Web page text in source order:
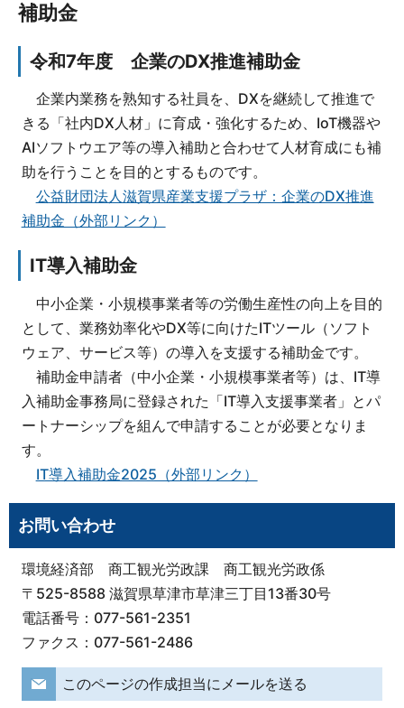
補助金
令和7年度 企業のDX推進補助金
企業内業務を熟知する社員を、DXを継続して推進で
きる「社内DX人材」に育成・強化するため、IoT機器や
AIソフトウエア等の導入補助と合わせて人材育成にも補
助を行うことを目的とするものです。
公益財団法人滋賀県産業支援プラザ：企業のDX推進
補助金（外部リンク）
IT導入補助金
中小企業・小規模事業者等の労働生産性の向上を目的
として、業務効率化やDX等に向けたITツール（ソフト
ウェア、サービス等）の導入を支援する補助金です。
補助金申請者（中小企業・小規模事業者等）は、IT導
入補助金事務局に登録された「IT導入支援事業者」とパ
ートナーシップを組んで申請することが必要となりま
す。
IT導入補助金2025（外部リンク）
お問い合わせ
環境経済部 商工観光労政課 商工観光労政係
〒525-8588 滋賀県草津市草津三丁目13番30号
電話番号：077-561-2351
ファクス：077-561-2486
このページの作成担当にメールを送る